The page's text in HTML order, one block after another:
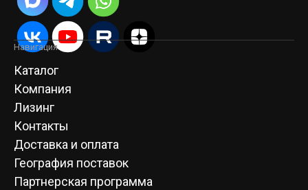
Навигация
Каталог
Компания
Лизинг
Контакты
Доставка и оплата
География поставок
Партнерская программа